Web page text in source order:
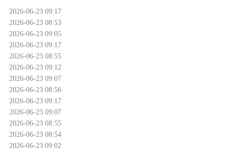
2026-06-23 09:17
2026-06-23 08:53
2026-06-23 09:05
2026-06-23 09:17
2026-06-23 08:55
2026-06-23 09:12
2026-06-23 09:07
2026-06-23 08:56
2026-06-23 09:17
2026-06-23 09:07
2026-06-23 08:55
2026-06-23 08:54
2026-06-23 09:02